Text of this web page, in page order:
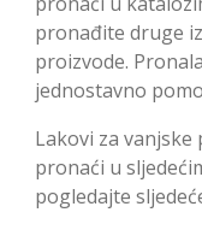
pronađite druge
proizvode.
jednostavno
Lakovi za
pronaći u
pogledajte